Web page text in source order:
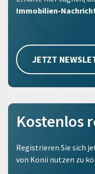
Immobilien-
JETZT
Kostenlos
Registrieren Sie sich
von Konii nutzen zu